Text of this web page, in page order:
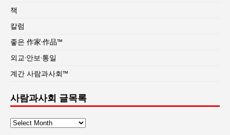
책
칼럼
좋은 作家·作品™
외교·안보·통일
계간 사람과사회™
사람과사회 글목록
사